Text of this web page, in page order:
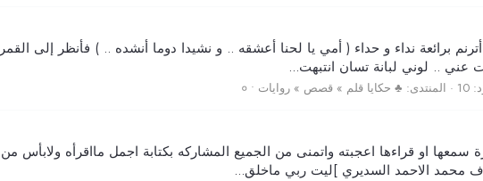
برائعة نداء و حداء ( أمي يا لحنا أعشقه .. و نشيدا دوما أنشده .. ) فأنظر إلى
عني .. لوني لبانة تسان انتبهت...
المنتدى: ♣ حكايا قلم » قصص » روايات • ०
او قراءها اعجبته واتمنى من الجميع المشاركه بكتابة اجمل مااقرأه ولابأس
محمد الاحمد السديري ]ليت ربي ماخلق...